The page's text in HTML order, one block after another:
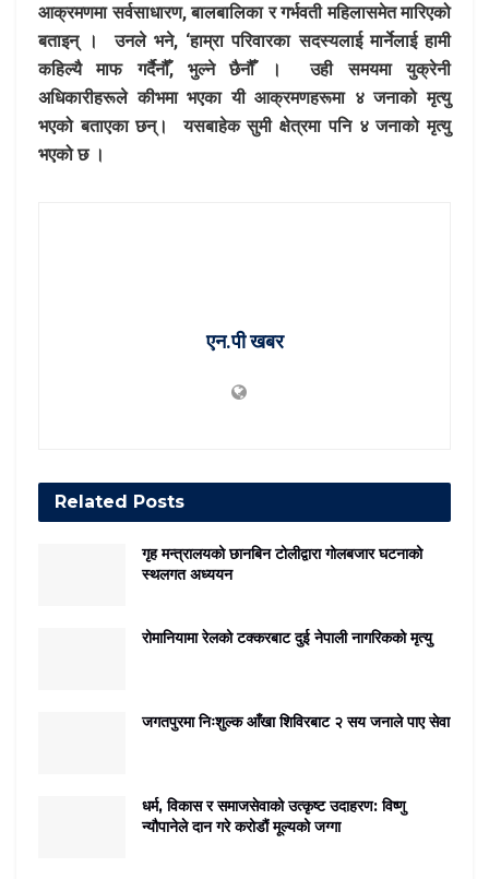
आक्रमणमा सर्वसाधारण, बालबालिका र गर्भवती महिलासमेत मारिएको
बताइन् । उनले भने, ‘हाम्रा परिवारका सदस्यलाई मार्नेलाई हामी
कहिल्यै माफ गर्दैनौँ, भुल्ने छैनौँ । उही समयमा युक्रेनी
अधिकारीहरूले कीभमा भएका यी आक्रमणहरूमा ४ जनाको मृत्यु
भएको बताएका छन्। यसबाहेक सुमी क्षेत्रमा पनि ४ जनाको मृत्यु
भएको छ ।
एन.पी खबर
Related Posts
गृह मन्त्रालयको छानबिन टोलीद्वारा गोलबजार घटनाको
स्थलगत अध्ययन
रोमानियामा रेलको टक्करबाट दुई नेपाली नागरिकको मृत्यु
जगतपुरमा निःशुल्क आँखा शिविरबाट २ सय जनाले पाए सेवा
धर्म, विकास र समाजसेवाको उत्कृष्ट उदाहरण: विष्णु
न्यौपानेले दान गरे करोडौं मूल्यको जग्गा